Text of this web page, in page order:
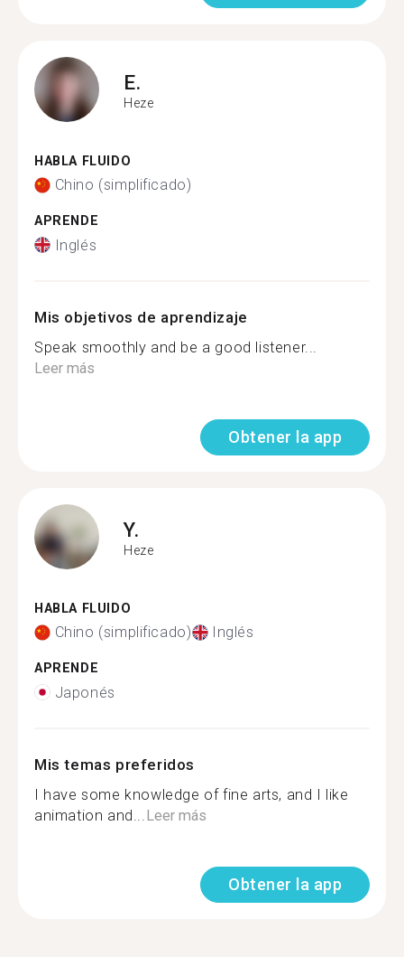
E.
Heze
HABLA FLUIDO
Chino (simplificado)
APRENDE
Inglés
Mis objetivos de aprendizaje
Speak smoothly and be a good listener...
Leer más
Obtener la app
Y.
Heze
HABLA FLUIDO
Chino (simplificado) Inglés
APRENDE
Japonés
Mis temas preferidos
I have some knowledge of fine arts, and I like
animation and... Leer más
Obtener la app